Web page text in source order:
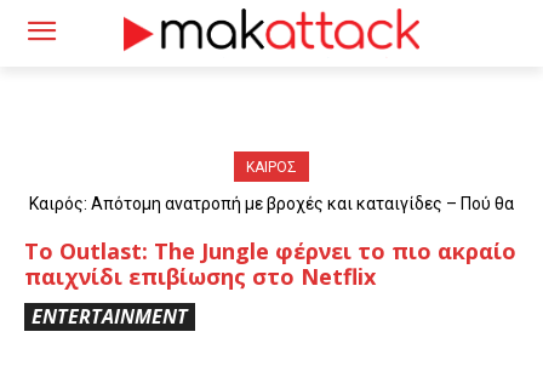
ΚΑΙΡΟΣ
Καιρός: Απότομη ανατροπή με βροχές και καταιγίδες – Πού θα
Το Outlast: The Jungle φέρνει το πιο ακραίο
παιχνίδι επιβίωσης στο Netflix
ENTERTAINMENT